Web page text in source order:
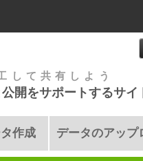
して共有しよう
開をサポートするサイ
作成 データのアップ